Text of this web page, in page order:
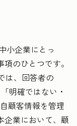
小企業にとっ
のひとつです。
は、回答者の
明確ではない・
顧客情報を管理
企業において、顧